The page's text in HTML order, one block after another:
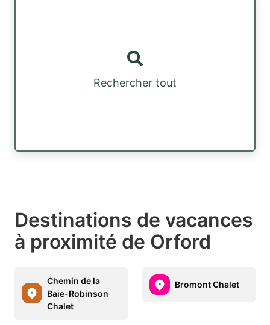
Rechercher tout
Destinations de vacances
à proximité de Orford
Chemin de la
Baie-Robinson
Chalet
Bromont Chalet